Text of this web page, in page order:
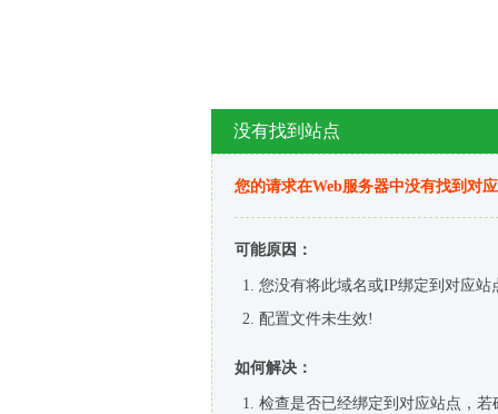
没有找到站点
您的请求在Web服务器中没有找到对
可能原因：
您没有将此域名或IP绑定到对应站
配置文件未生效!
如何解决：
检查是否已经绑定到对应站点，